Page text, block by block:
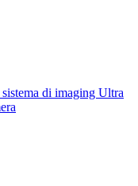
di imaging Ultra